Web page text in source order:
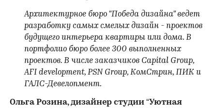
Архитектурное бюро "Победа дизайна" ведет
разработку самых смелых дизайн - проектов
будущего интерьера квартиры или дома. В
портфолио бюро более 300 выполненных
проектов. В числе заказчиков Capital Group,
AFI development, PSN Group, КомСтрин, ПИК и
ГАЛС-Девелопмент.
Ольга Розина, дизайнер студии “Уютная